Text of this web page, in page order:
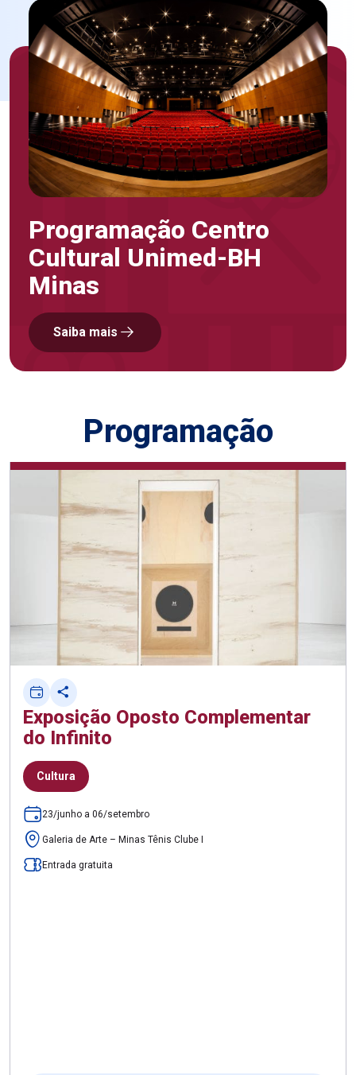
Programação Centro
Cultural Unimed-BH
Minas
Saiba mais
Programação
Exposição Oposto Complementar
do Infinito
Cultura
23/junho a 06/setembro
Galeria de Arte – Minas Tênis Clube I
Entrada gratuita